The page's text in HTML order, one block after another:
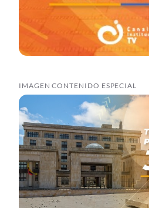
IMAGEN CONTENIDO ESPECIAL